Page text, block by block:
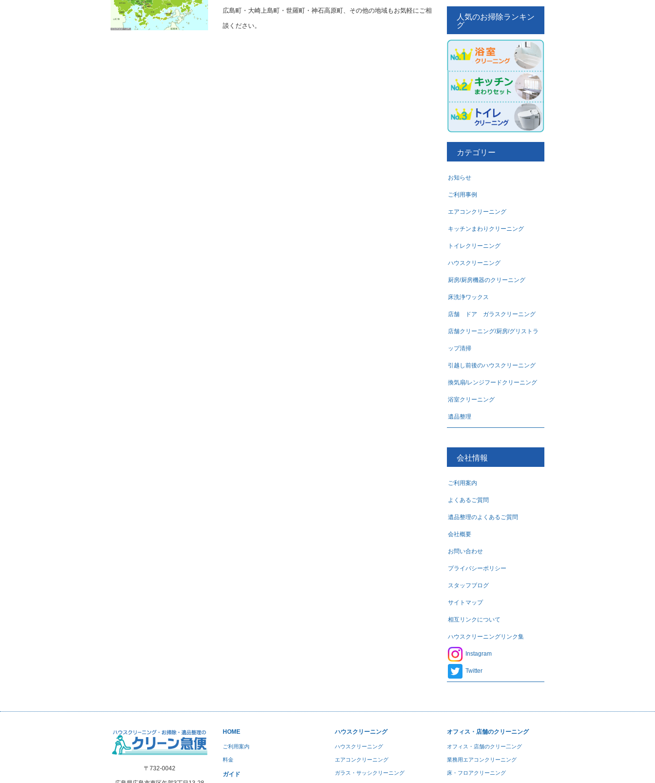
広島町・大崎上島町・世羅町・神石高原町、その他の地域もお気軽にご相
談ください。
人気のお掃除ランキン
グ
カテゴリー
お知らせ
ご利用事例
エアコンクリーニング
キッチンまわりクリーニング
トイレクリーニング
ハウスクリーニング
厨房/厨房機器のクリーニング
床洗浄ワックス
店舗 ドア ガラスクリーニング
店舗クリーニング/厨房/グリストラ
ップ清掃
引越し前後のハウスクリーニング
換気扇/レンジフードクリーニング
浴室クリーニング
遺品整理
会社情報
ご利用案内
よくあるご質問
遺品整理のよくあるご質問
会社概要
お問い合わせ
プライバシーポリシー
スタッフブログ
サイトマップ
相互リンクについて
ハウスクリーニングリンク集
Instagram
Twitter
〒732-0042
HOME
ご利用案内
料金
ガイド
ハウスクリーニング
ハウスクリーニング
エアコンクリーニング
ガラス・サッシクリーニング
オフィス・店舗のクリーニング
オフィス・店舗のクリー二ング
業務用エアコンクリーニング
床・フロアクリーニング